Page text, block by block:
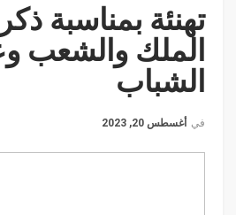
تهنئة بمناسبة
الملك والشعب
الشباب
في أغسطس 20, 2023